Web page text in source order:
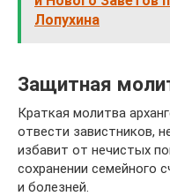
Лопухина
Защитная
Краткая молитва
отвести завистников,
избавит от нечистых
сохранении семейного
и болезней.